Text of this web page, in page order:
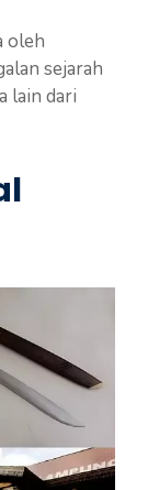
oleh
sejarah
lain dari